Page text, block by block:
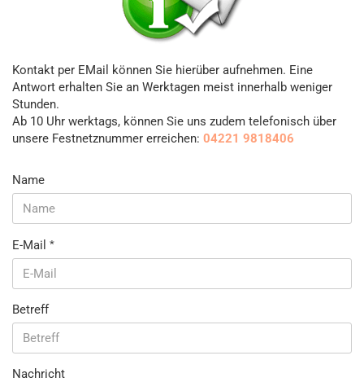
Kontakt per EMail können Sie hierüber aufnehmen. Eine
Antwort erhalten Sie an Werktagen meist innerhalb weniger
Stunden.
Ab 10 Uhr werktags, können Sie uns zudem telefonisch über
unsere Festnetznummer erreichen: 04221 9818406
KONTAKT
Name
E-Mail
Betreff
Nachricht